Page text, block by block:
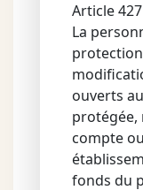
Article 427
La
ouverts
protégée,
compte
fonds du